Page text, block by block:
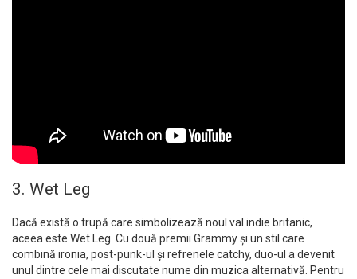
3. Wet Leg
Dacă există o trupă care simbolizează noul val indie britanic,
aceea este Wet Leg. Cu două premii Grammy și un stil care
combină ironia, post-punk-ul și refrenele catchy, duo-ul a devenit
unul dintre cele mai discutate nume din muzica alternativă. Pentru